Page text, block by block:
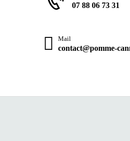
07 88 06 73 31
Mail
contact@pomme-